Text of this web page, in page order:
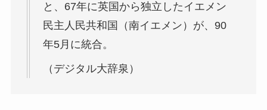
と、67年に英国から独立したイエメン
民主人民共和国（南イエメン）が、90
年5月に統合。
（デジタル大辞泉）